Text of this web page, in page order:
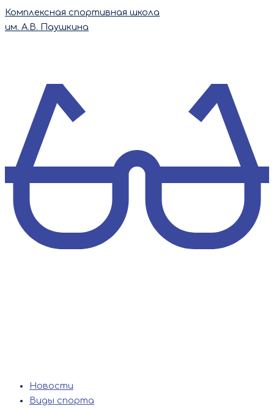
Перейти
Комплексная спортивная школа
им. А.В. Паушкина
Новости
Виды спорта